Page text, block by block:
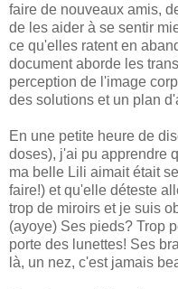
faire de nouveaux amis,
de les aider à se sentir
ce qu'elles ratent en
document aborde les
perception de l'image
des solutions et un plan
En une petite heure de
doses), j'ai pu apprendre
ma belle Lili aimait était
faire!) et qu'elle déteste
trop de miroirs et je suis
(ayoye) Ses pieds? Trop
porte des lunettes! Ses
là, un nez, c'est jamais